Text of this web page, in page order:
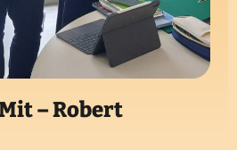
– Robert